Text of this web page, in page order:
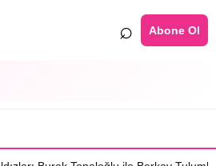
⌕ Abone Ol